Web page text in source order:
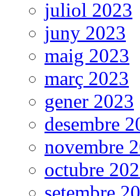
juliol 2023
juny 2023
maig 2023
març 2023
gener 2023
desembre
novembre
octubre